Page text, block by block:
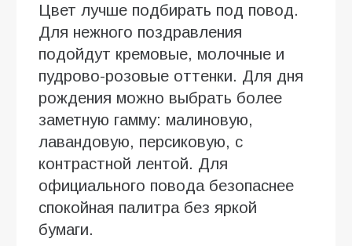
Цвет лучше подбирать под повод.
Для нежного поздравления
подойдут кремовые, молочные и
пудрово-розовые оттенки. Для дня
рождения можно выбрать более
заметную гамму: малиновую,
лавандовую, персиковую, с
контрастной лентой. Для
официального повода безопаснее
спокойная палитра без яркой
бумаги.